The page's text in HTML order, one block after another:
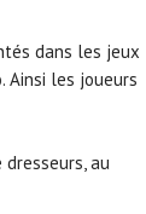
dans les jeux
Ainsi les joueurs
au